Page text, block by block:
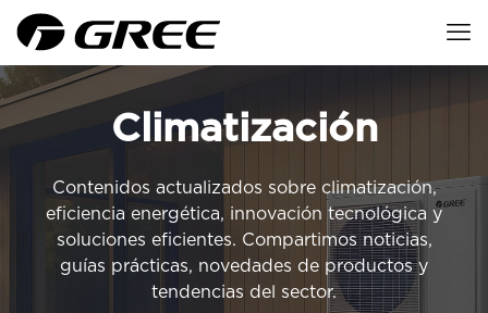
Climatización
Contenidos actualizados sobre climatización,
eficiencia energética, innovación tecnológica y
soluciones eficientes. Compartimos noticias,
guías prácticas, novedades de productos y
tendencias del sector.